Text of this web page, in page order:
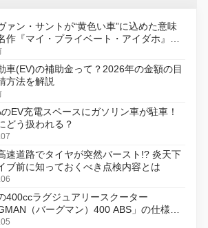
ァン・サントが“黄色い車”に込めた意味
作『マイ・プライベート・アイダホ』が
タルリマスター版で復活
車(EV)の補助金って？2026年の金額の目
方法を解説
EV充電スペースにガソリン車が駐車！
どう扱われる？
速道路でタイヤが突然バースト!? 炎天下
ブ前に知っておくべき点検内容とは
400ccラグジュアリースクーター
（バーグマン）400 ABS」の仕様を
8月18日に発売